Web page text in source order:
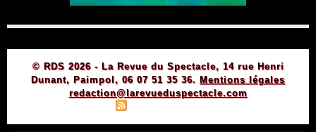
© RDS 2026 - La Revue du Spectacle, 14 rue Henri
Dunant, Paimpol, 06 07 51 35 36. Mentions légales
redaction@larevueduspectacle.com